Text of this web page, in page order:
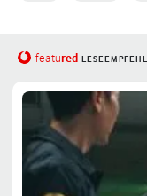
featured